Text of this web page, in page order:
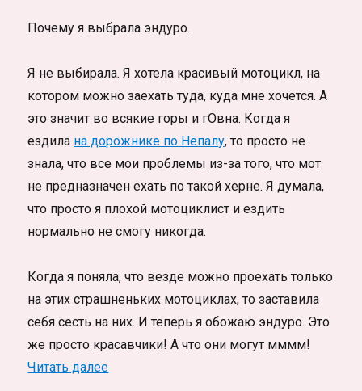
Почему я выбрала эндуро.
Я не выбирала. Я хотела красивый мотоцикл, на
котором можно заехать туда, куда мне хочется. А
это значит во всякие горы и гОвна. Когда я
ездила на дорожнике по Непалу, то просто не
знала, что все мои проблемы из-за того, что мот
не предназначен ехать по такой херне. Я думала,
что просто я плохой мотоциклист и ездить
нормально не смогу никогда.
Когда я поняла, что везде можно проехать только
на этих страшненьких мотоциклах, то заставила
себя сесть на них. И теперь я обожаю эндуро. Это
же просто красавчики! А что они могут мммм!
Читать далее«Девушка по Алтаю на Эндуро, личный